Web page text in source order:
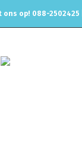
ons op! 088-2502425 |